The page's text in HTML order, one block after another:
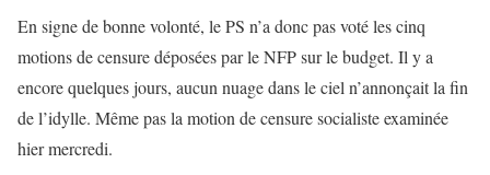
En signe de bonne volonté, le PS n’a donc pas voté les cinq
motions de censure déposées par le NFP sur le budget. Il y a
encore quelques jours, aucun nuage dans le ciel n’annonçait la fin
de l’idylle. Même pas la motion de censure socialiste examinée
hier mercredi.